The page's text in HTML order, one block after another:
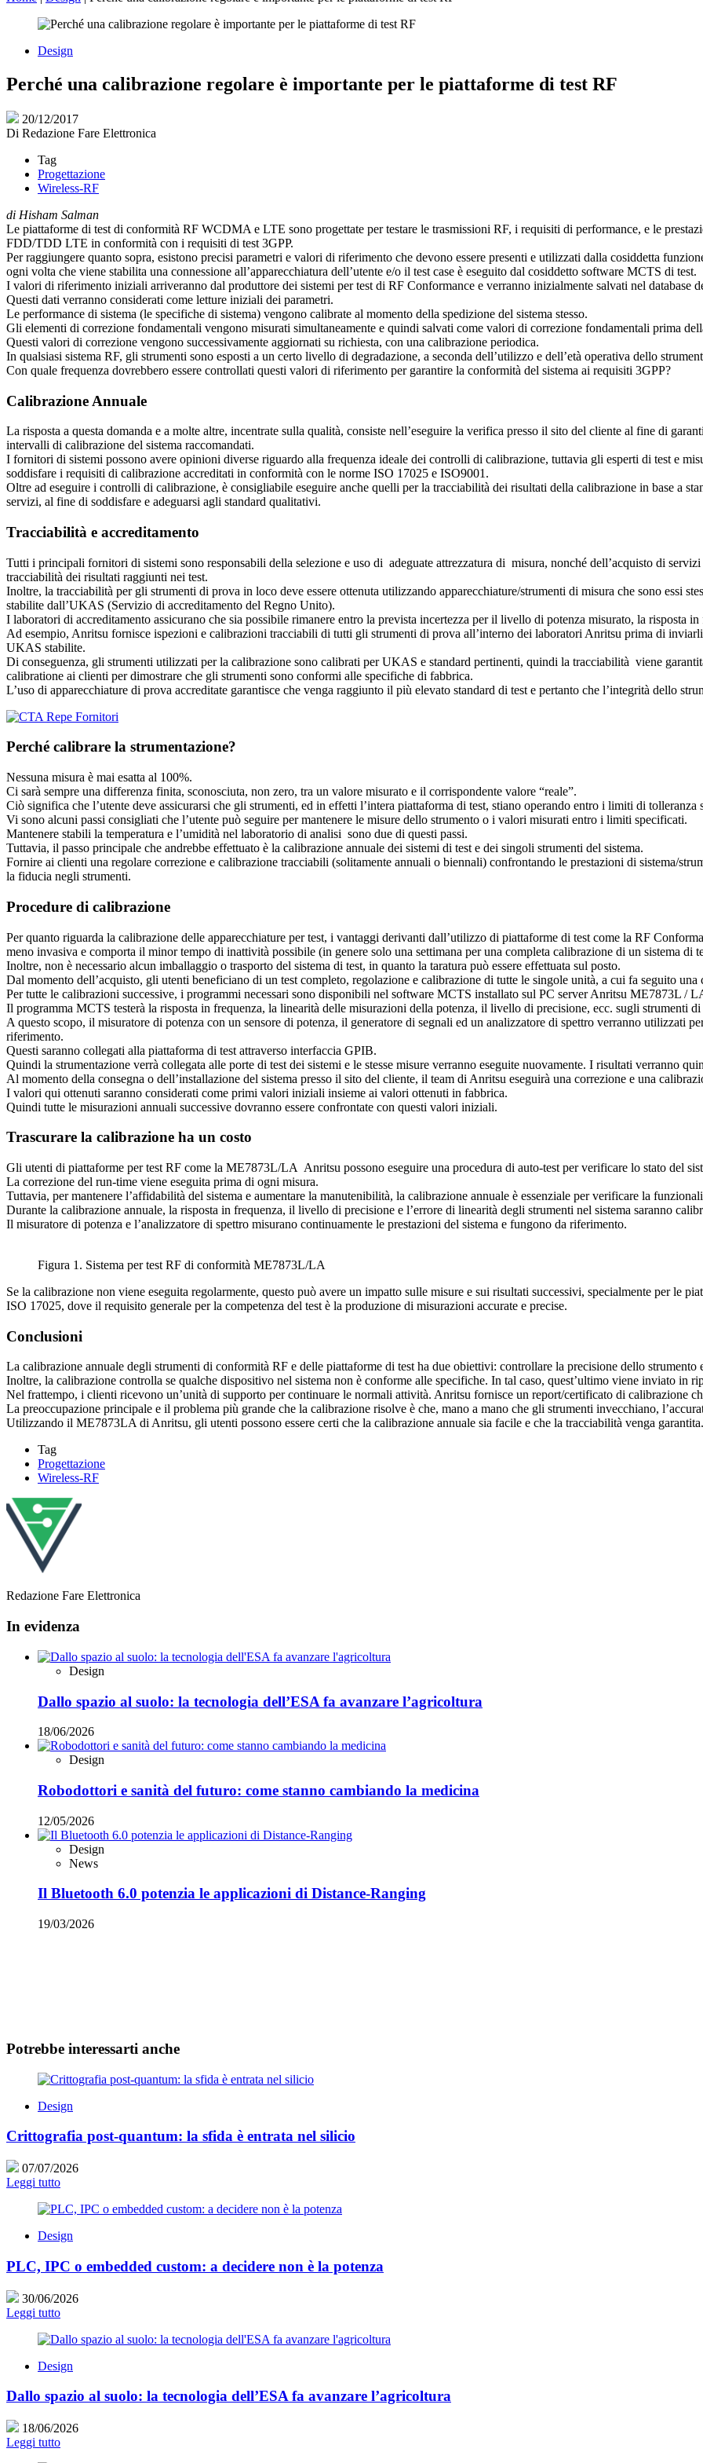
Design
Perché una calibrazione regolare è importante per le piattaforme di test RF
20/12/2017
Di Redazione Fare Elettronica
Tag
Progettazione
Wireless-RF
di Hisham Salman
Le piattaforme di test di conformità RF WCDMA e LTE sono progettate per testare le trasmissioni RF, i requisiti di performance, e le
FDD/TDD LTE in conformità con i requisiti di test 3GPP.
Per raggiungere quanto sopra, esistono precisi parametri e valori di riferimento che devono essere presenti e utilizzati dalla cosiddetta
ogni volta che viene stabilita una connessione all’apparecchiatura dell’utente e/o il test case è eseguito dal cosiddetto software MCTS di test.
I valori di riferimento iniziali arriveranno dal produttore dei sistemi per test di RF Conformance e verranno inizialmente salvati nel database
Questi dati verranno considerati come letture iniziali dei parametri.
Le performance di sistema (le specifiche di sistema) vengono calibrate al momento della spedizione del sistema stesso.
Gli elementi di correzione fondamentali vengono misurati simultaneamente e quindi salvati come valori di correzione fondamentali prima
Questi valori di correzione vengono successivamente aggiornati su richiesta, con una calibrazione periodica.
In qualsiasi sistema RF, gli strumenti sono esposti a un certo livello di degradazione, a seconda dell’utilizzo e dell’età operativa dello
Con quale frequenza dovrebbero essere controllati questi valori di riferimento per garantire la conformità del sistema ai requisiti 3GPP?
Calibrazione Annuale
La risposta a questa domanda e a molte altre, incentrate sulla qualità, consiste nell’eseguire la verifica presso il sito del cliente al fine di
intervalli di calibrazione del sistema raccomandati.
I fornitori di sistemi possono avere opinioni diverse riguardo alla frequenza ideale dei controlli di calibrazione, tuttavia gli esperti di test e
soddisfare i requisiti di calibrazione accreditati in conformità con le norme ISO 17025 e ISO9001.
Oltre ad eseguire i controlli di calibrazione, è consigliabile eseguire anche quelli per la tracciabilità dei risultati della calibrazione in base a
servizi, al fine di soddisfare e adeguarsi agli standard qualitativi.
Tracciabilità e accreditamento
Tutti i principali fornitori di sistemi sono responsabili della selezione e uso di adeguate attrezzatura di misura, nonché dell’acquisto di
tracciabilità dei risultati raggiunti nei test.
Inoltre, la tracciabilità per gli strumenti di prova in loco deve essere ottenuta utilizzando apparecchiature/strumenti di misura che sono essi
stabilite dall’UKAS (Servizio di accreditamento del Regno Unito).
I laboratori di accreditamento assicurano che sia possibile rimanere entro la prevista incertezza per il livello di potenza misurato, la risposta
Ad esempio, Anritsu fornisce ispezioni e calibrazioni tracciabili di tutti gli strumenti di prova all’interno dei laboratori Anritsu prima di
UKAS stabilite.
Di conseguenza, gli strumenti utilizzati per la calibrazione sono calibrati per UKAS e standard pertinenti, quindi la tracciabilità viene
calibratione ai clienti per dimostrare che gli strumenti sono conformi alle specifiche di fabbrica.
L’uso di apparecchiature di prova accreditate garantisce che venga raggiunto il più elevato standard di test e pertanto che l’integrità dello
Perché calibrare la strumentazione?
Nessuna misura è mai esatta al 100%.
Ci sarà sempre una differenza finita, sconosciuta, non zero, tra un valore misurato e il corrispondente valore “reale”.
Ciò significa che l’utente deve assicurarsi che gli strumenti, ed in effetti l’intera piattaforma di test, stiano operando entro i limiti di
Vi sono alcuni passi consigliati che l’utente può seguire per mantenere le misure dello strumento o i valori misurati entro i limiti specificati.
Mantenere stabili la temperatura e l’umidità nel laboratorio di analisi sono due di questi passi.
Tuttavia, il passo principale che andrebbe effettuato è la calibrazione annuale dei sistemi di test e dei singoli strumenti del sistema.
Fornire ai clienti una regolare correzione e calibrazione tracciabili (solitamente annuali o biennali) confrontando le prestazioni di sistema/
la fiducia negli strumenti.
Procedure di calibrazione
Per quanto riguarda la calibrazione delle apparecchiature per test, i vantaggi derivanti dall’utilizzo di piattaforme di test come la RF
meno invasiva e comporta il minor tempo di inattività possibile (in genere solo una settimana per una completa calibrazione di un sistema di
Inoltre, non è necessario alcun imballaggio o trasporto del sistema di test, in quanto la taratura può essere effettuata sul posto.
Dal momento dell’acquisto, gli utenti beneficiano di un test completo, regolazione e calibrazione di tutte le singole unità, a cui fa seguito una
Per tutte le calibrazioni successive, i programmi necessari sono disponibili nel software MCTS installato sul PC server Anritsu ME7873L /
Il programma MCTS testerà la risposta in frequenza, la linearità delle misurazioni della potenza, il livello di precisione, ecc. sugli strumenti
A questo scopo, il misuratore di potenza con un sensore di potenza, il generatore di segnali ed un analizzatore di spettro verranno utilizzati
riferimento.
Questi saranno collegati alla piattaforma di test attraverso interfaccia GPIB.
Quindi la strumentazione verrà collegata alle porte di test dei sistemi e le stesse misure verranno eseguite nuovamente. I risultati verranno
Al momento della consegna o dell’installazione del sistema presso il sito del cliente, il team di Anritsu eseguirà una correzione e una
I valori qui ottenuti saranno considerati come primi valori iniziali insieme ai valori ottenuti in fabbrica.
Quindi tutte le misurazioni annuali successive dovranno essere confrontate con questi valori iniziali.
Trascurare la calibrazione ha un costo
Gli utenti di piattaforme per test RF come la ME7873L/LA Anritsu possono eseguire una procedura di auto-test per verificare lo stato del
La correzione del run-time viene eseguita prima di ogni misura.
Tuttavia, per mantenere l’affidabilità del sistema e aumentare la manutenibilità, la calibrazione annuale è essenziale per verificare la
Durante la calibrazione annuale, la risposta in frequenza, il livello di precisione e l’errore di linearità degli strumenti nel sistema saranno
Il misuratore di potenza e l’analizzatore di spettro misurano continuamente le prestazioni del sistema e fungono da riferimento.
Figura 1. Sistema per test RF di conformità ME7873L/LA
Se la calibrazione non viene eseguita regolarmente, questo può avere un impatto sulle misure e sui risultati successivi, specialmente per le
ISO 17025, dove il requisito generale per la competenza del test è la produzione di misurazioni accurate e precise.
Conclusioni
La calibrazione annuale degli strumenti di conformità RF e delle piattaforme di test ha due obiettivi: controllare la precisione dello strumento
Inoltre, la calibrazione controlla se qualche dispositivo nel sistema non è conforme alle specifiche. In tal caso, quest’ultimo viene inviato in
Nel frattempo, i clienti ricevono un’unità di supporto per continuare le normali attività. Anritsu fornisce un report/certificato di calibrazione
La preoccupazione principale e il problema più grande che la calibrazione risolve è che, mano a mano che gli strumenti invecchiano,
Utilizzando il ME7873LA di Anritsu, gli utenti possono essere certi che la calibrazione annuale sia facile e che la tracciabilità venga garantita.
Tag
Progettazione
Wireless-RF
Redazione Fare Elettronica
In evidenza
Design
Dallo spazio al suolo: la tecnologia dell’ESA fa avanzare l’agricoltura
18/06/2026
Design
Robodottori e sanità del futuro: come stanno cambiando la medicina
12/05/2026
Design
News
Il Bluetooth 6.0 potenzia le applicazioni di Distance-Ranging
19/03/2026
Potrebbe interessarti anche
Design
Crittografia post-quantum: la sfida è entrata nel silicio
07/07/2026
Leggi tutto
Design
PLC, IPC o embedded custom: a decidere non è la potenza
30/06/2026
Leggi tutto
Design
Dallo spazio al suolo: la tecnologia dell’ESA fa avanzare l’agricoltura
18/06/2026
Leggi tutto